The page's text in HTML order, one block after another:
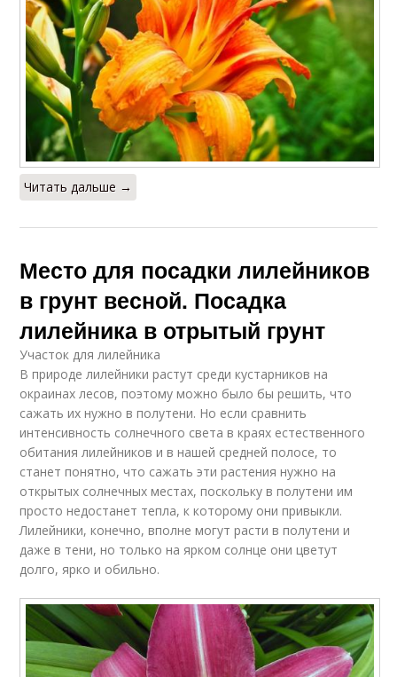
Читать дальше →
Место для посадки лилейников
в грунт весной. Посадка
лилейника в отрытый грунт
Участок для лилейника
В природе лилейники растут среди кустарников на
окраинах лесов, поэтому можно было бы решить, что
сажать их нужно в полутени. Но если сравнить
интенсивность солнечного света в краях естественного
обитания лилейников и в нашей средней полосе, то
станет понятно, что сажать эти растения нужно на
открытых солнечных местах, поскольку в полутени им
просто недостанет тепла, к которому они привыкли.
Лилейники, конечно, вполне могут расти в полутени и
даже в тени, но только на ярком солнце они цветут
долго, ярко и обильно.